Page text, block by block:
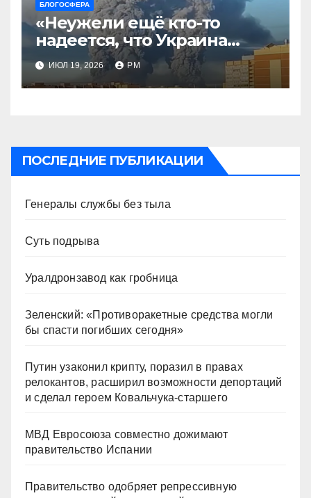
БЛОГОСФЕРА
«Неужели ещё кто-то
надеется, что Украина
будет действовать
непоследовательно?»
ИЮЛ 19, 2026 РМ
ПОСЛЕДНИЕ ПУБЛИКАЦИИ
Генералы службы без тыла
Суть подрыва
Уралдронзавод как гробница
Зеленский: «Противоракетные средства могли
бы спасти погибших сегодня»
Путин узаконил крипту, поразил в правах
релокантов, расширил возможности депортаций
и сделал героем Ковальчука-старшего
МВД Евросоюза совместно дожимают
правительство Испании
Правительство одобряет репрессивную